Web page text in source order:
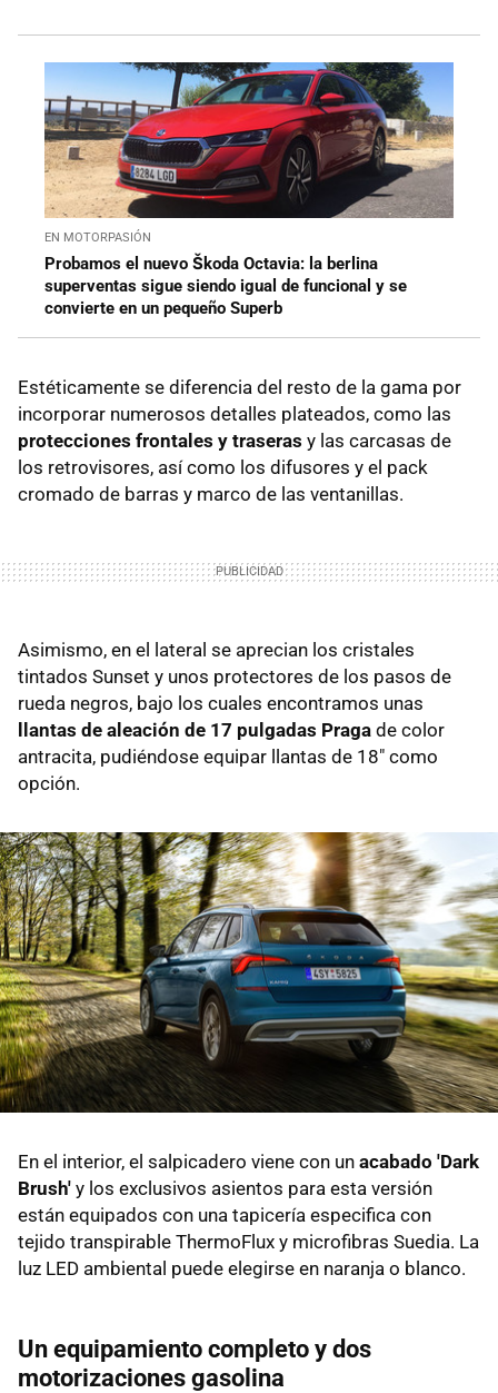
EN MOTORPASIÓN
Probamos el nuevo Škoda Octavia: la berlina
superventas sigue siendo igual de funcional y se
convierte en un pequeño Superb
Estéticamente se diferencia del resto de la gama por
incorporar numerosos detalles plateados, como las
protecciones frontales y traseras y las carcasas de
los retrovisores, así como los difusores y el pack
cromado de barras y marco de las ventanillas.
Asimismo, en el lateral se aprecian los cristales
tintados Sunset y unos protectores de los pasos de
rueda negros, bajo los cuales encontramos unas
llantas de aleación de 17 pulgadas Praga de color
antracita, pudiéndose equipar llantas de 18" como
opción.
En el interior, el salpicadero viene con un acabado 'Dark
Brush' y los exclusivos asientos para esta versión
están equipados con una tapicería especifica con
tejido transpirable ThermoFlux y microfibras Suedia. La
luz LED ambiental puede elegirse en naranja o blanco.
Un equipamiento completo y dos
motorizaciones gasolina